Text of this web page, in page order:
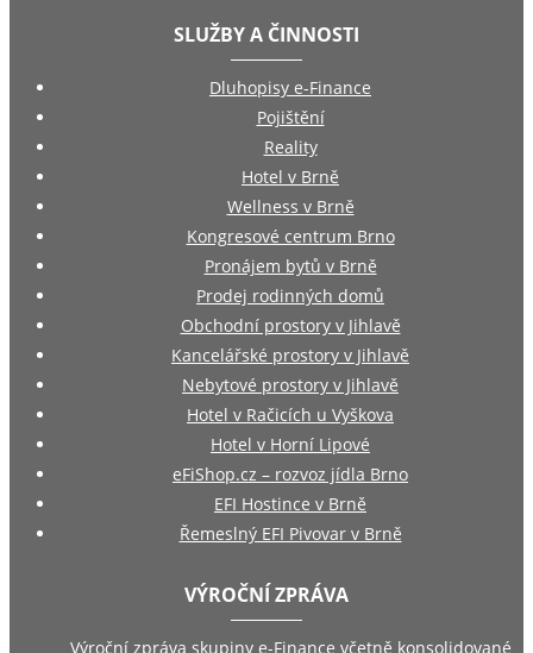
SLUŽBY A ČINNOSTI
Dluhopisy e-Finance
Pojištění
Reality
Hotel v Brně
Wellness v Brně
Kongresové centrum Brno
Pronájem bytů v Brně
Prodej rodinných domů
Obchodní prostory v Jihlavě
Kancelářské prostory v Jihlavě
Nebytové prostory v Jihlavě
Hotel v Račicích u Vyškova
Hotel v Horní Lipové
eFiShop.cz – rozvoz jídla Brno
EFI Hostince v Brně
Řemeslný EFI Pivovar v Brně
VÝROČNÍ ZPRÁVA
Výroční zpráva skupiny e-Finance včetně konsolidované